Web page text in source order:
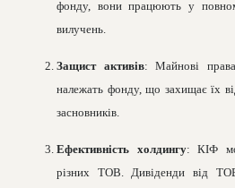
фонду, вони працюють у
вилучень.
Защист активів: Майнові
належать фонду, що захищає їх
засновників.
Ефективність холдингу: КІФ
різних ТОВ. Дивіденди від